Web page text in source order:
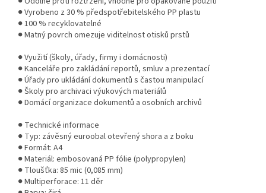
● Vyrobeno z 30 % předspotřebitelského PP plastu
● 100 % recyklovatelné
● Matný povrch omezuje viditelnost otisků prstů
● Využití (školy, úřady, firmy i domácnosti)
● Kanceláře pro zakládání reportů, smluv a prezentací
● Úřady pro ukládání dokumentů s častou manipulací
● Školy pro archivaci výukových materiálů
● Domácí organizace dokumentů a osobních archivů
● Technické informace
● Typ: závěsný euroobal otevřený shora a z boku
● Formát: A4
● Materiál: embosovaná PP fólie (polypropylen)
● Tloušťka: 85 mic (0,085 mm)
● Multiperforace: 11 děr